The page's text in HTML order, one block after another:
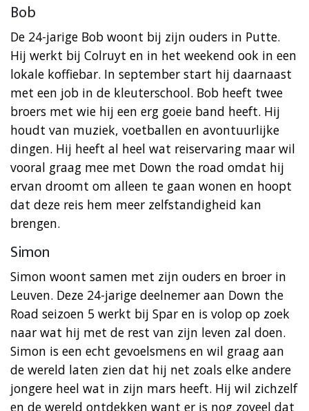
Bob
De 24-jarige Bob woont bij zijn ouders in Putte.
Hij werkt bij Colruyt en in het weekend ook in een
lokale koffiebar. In september start hij daarnaast
met een job in de kleuterschool. Bob heeft twee
broers met wie hij een erg goeie band heeft. Hij
houdt van muziek, voetballen en avontuurlijke
dingen. Hij heeft al heel wat reiservaring maar wil
vooral graag mee met Down the road omdat hij
ervan droomt om alleen te gaan wonen en hoopt
dat deze reis hem meer zelfstandigheid kan
brengen.
Simon
Simon woont samen met zijn ouders en broer in
Leuven. Deze 24-jarige deelnemer aan Down the
Road seizoen 5 werkt bij Spar en is volop op zoek
naar wat hij met de rest van zijn leven zal doen.
Simon is een echt gevoelsmens en wil graag aan
de wereld laten zien dat hij net zoals elke andere
jongere heel wat in zijn mars heeft. Hij wil zichzelf
en de wereld ontdekken want er is nog zoveel dat